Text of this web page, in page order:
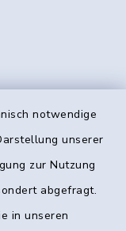
notwendige
unserer
zur Nutzung
abgefragt.
in unseren